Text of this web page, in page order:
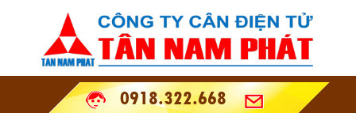
0918.322.668